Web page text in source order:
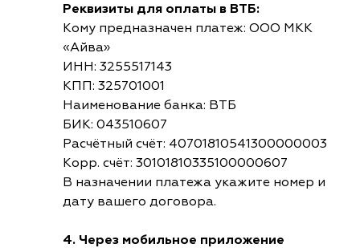
Реквизиты для оплаты в ВТБ:
Кому предназначен платеж: ООО МКК
«Айва»
ИНН: 3255517143
КПП: 325701001
Наименование банка: ВТБ
БИК: 043510607
Расчётный счёт: 40701810541300000003
Корр. счёт: 30101810335100000607
В назначении платежа укажите номер и
дату вашего договора.
4. Через мобильное приложение